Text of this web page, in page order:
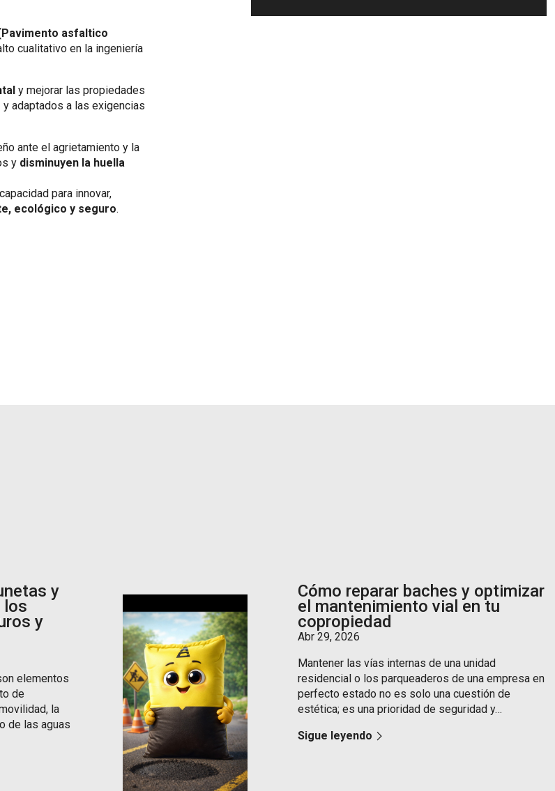
asfaltico
cualitativo en la ingeniería
y mejorar las propiedades
adaptados a las exigencias
ante el agrietamiento y la
y disminuyen la huella
para innovar,
ecológico y seguro.
y
los
y
elementos
de
la
de las aguas
Cómo reparar baches y optimizar
el mantenimiento vial en tu
copropiedad
Abr 29, 2026
Mantener las vías internas de una unidad
residencial o los parqueaderos de una empresa en
perfecto estado no es solo una cuestión de
estética; es una prioridad de seguridad y…
Sigue leyendo